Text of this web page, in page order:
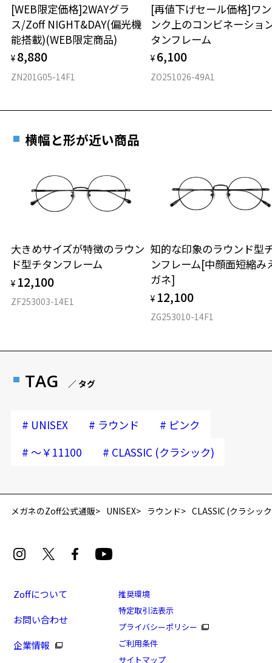
[アウトレット価格]CLASSIC(クラシック)
商品番号：ZY212019-21E1/フレームカラー：ピンク/単
材質
フロント素材：メタル
[WEB限定価格]2WAYグラ
ス/Zoff NIGHT&DAY(偏光機
能搭載)(WEB限定商品)
¥ 8,880
ZN201G05-14F1
[再値下げセール価格]ワ
ンク上のコンビネーショ
タンフレーム
¥ 6,100
ZO251026-49A1
横幅と形が近い商品
大きめサイズが特徴のラウン
ド型チタンフレーム
¥ 12,100
ZF253003-14E1
知的な印象のラウンド型
ンフレーム[中顔面短縮み
ガネ]
¥ 12,100
ZG253010-14F1
TAG ／ タグ
# UNISEX # ラウンド # ピンク
# ～￥11100 # CLASSIC (クラシック)
メガネのZoff公式通販 UNISEX ラウンド CLASSIC (クラシッ
Zoffについて
お問い合わせ
企業情報
推奨環境
特定取引法表示
プライバシーポリシー
ご利用条件
サイトマップ